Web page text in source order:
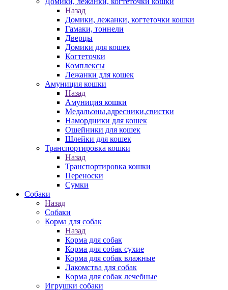
Назад
Домики, лежанки, когтеточки кошки
Гамаки, тоннели
Дверцы
Домики для кошек
Когтеточки
Комплексы
Лежанки для кошек
Амуниция кошки
Назад
Амуниция кошки
Медальоны,адресники,свистки
Намордники для кошек
Ошейники для кошек
Шлейки для кошек
Транспортировка кошки
Назад
Транспортировка кошки
Переноски
Сумки
Собаки
Назад
Собаки
Корма для собак
Назад
Корма для собак
Корма для собак сухие
Корма для собак влажные
Лакомства для собак
Корма для собак лечебные
Игрушки собаки